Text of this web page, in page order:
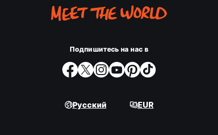
Подпишитесь на нас в
Русский EUR